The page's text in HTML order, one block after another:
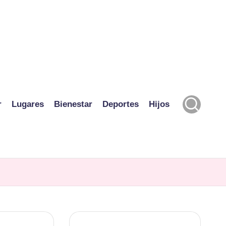
Lugares Bienestar Deportes Hijos